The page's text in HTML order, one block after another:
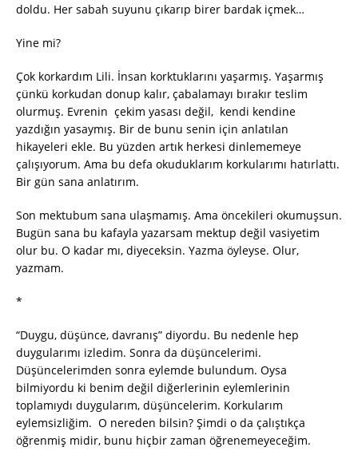
doldu. Her sabah suyunu çıkarıp birer bardak içmek…
Yine mi?
Çok korkardım Lili. İnsan korktuklarını yaşarmış. Yaşarmış
çünkü korkudan donup kalır, çabalamayı bırakır teslim
olurmuş. Evrenin çekim yasası değil, kendi kendine
yazdığın yasaymış. Bir de bunu senin için anlatılan
hikayeleri ekle. Bu yüzden artık herkesi dinlememeye
çalışıyorum. Ama bu defa okuduklarım korkularımı hatırlattı.
Bir gün sana anlatırım.
Son mektubum sana ulaşmamış. Ama öncekileri okumuşsun.
Bugün sana bu kafayla yazarsam mektup değil vasiyetim
olur bu. O kadar mı, diyeceksin. Yazma öyleyse. Olur,
yazmam.
*
“Duygu, düşünce, davranış” diyordu. Bu nedenle hep
duygularımı izledim. Sonra da düşüncelerimi.
Düşüncelerimden sonra eylemde bulundum. Oysa
bilmiyordu ki benim değil diğerlerinin eylemlerinin
toplamıydı duygularım, düşüncelerim. Korkularım
eylemsizliğim. O nereden bilsin? Şimdi o da çalıştıkça
öğrenmiş midir, bunu hiçbir zaman öğrenemeyeceğim.